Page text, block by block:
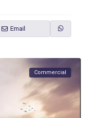
Email
Commercial